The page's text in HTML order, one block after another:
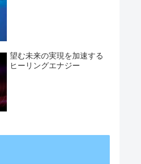
望む未来の実現を加速する
ヒーリングエナジー